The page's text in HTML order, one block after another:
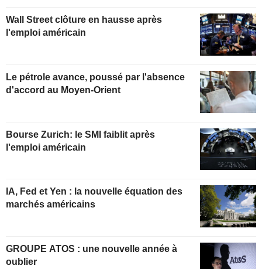
Wall Street clôture en hausse après
l'emploi américain
Le pétrole avance, poussé par l'absence
d'accord au Moyen-Orient
Bourse Zurich: le SMI faiblit après
l'emploi américain
IA, Fed et Yen : la nouvelle équation des
marchés américains
GROUPE ATOS : une nouvelle année à
oublier